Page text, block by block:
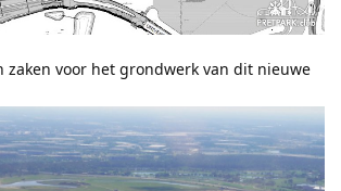
zaken voor het grondwerk van dit nieuwe